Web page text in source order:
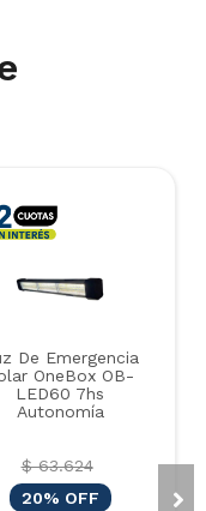
De Emergencia
OneBox OB-
LED60 7hs
Autonomía
$ 63.624
20% OFF